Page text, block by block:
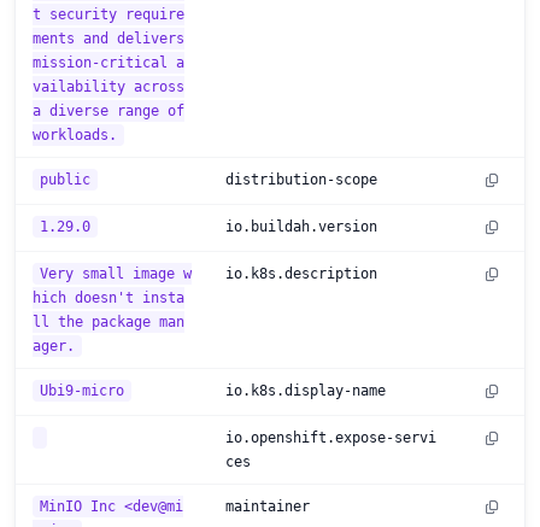
t security require
ments and delivers
mission-critical a
vailability across
a diverse range of
workloads.
public distribution-scope
1.29.0 io.buildah.version
Very small image w
hich doesn't insta
ll the package man
ager.
io.k8s.description
Ubi9-micro io.k8s.display-name
io.openshift.expose-servi
ces
MinIO Inc <dev@mi
maintainer